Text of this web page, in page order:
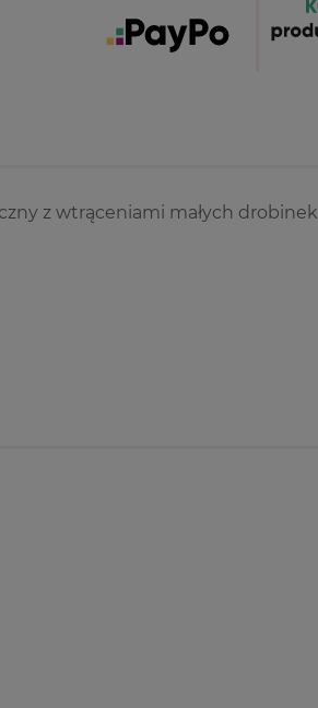
z wtrąceniami małych drobinek